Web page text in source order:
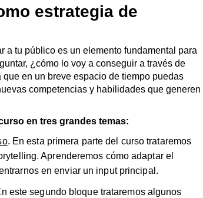
estrategia de
a tu público es un elemento fundamental para
¿cómo lo voy a conseguir a través de
en un breve espacio de tiempo puedas
competencias y habilidades que generen
en tres grandes temas:
. En esta primera parte del curso trataremos
Aprenderemos cómo adaptar el
en enviar un input principal.
este segundo bloque trataremos algunos